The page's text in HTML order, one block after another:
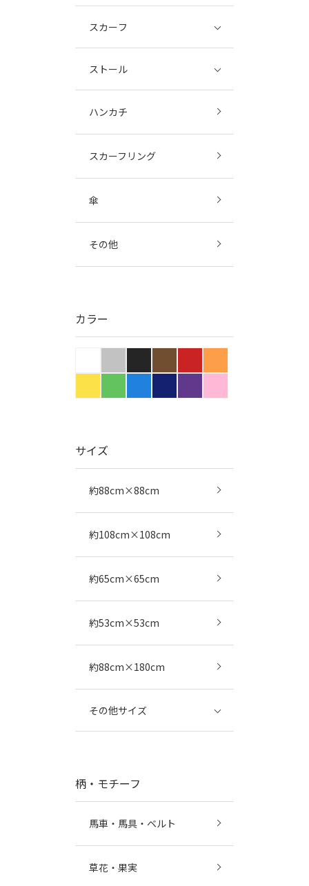
スカーフ
ストール
ハンカチ
スカーフリング
傘
その他
カラー
サイズ
約88cm×88cm
約108cm×108cm
約65cm×65cm
約53cm×53cm
約88cm×180cm
その他サイズ
柄・モチーフ
馬車・馬具・ベルト
草花・果実